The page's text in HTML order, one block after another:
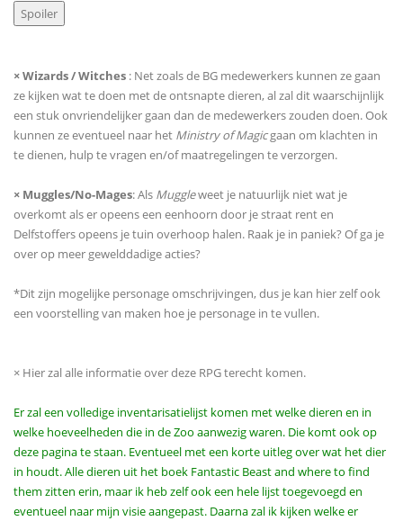
× Wizards / Witches : Net zoals de BG medewerkers kunnen ze gaan
ze kijken wat te doen met de ontsnapte dieren, al zal dit waarschijnlijk
een stuk onvriendelijker gaan dan de medewerkers zouden doen. Ook
kunnen ze eventueel naar het Ministry of Magicgaan om klachten in
te dienen, hulp te vragen en/of maatregelingen te verzorgen.
× Muggles/No-Mages: Als Muggleweet je natuurlijk niet wat je
overkomt als er opeens een eenhoorn door je straat rent en
Delfstoffers opeens je tuin overhoop halen. Raak je in paniek? Of ga je
over op meer gewelddadige acties?
*Dit zijn mogelijke personage omschrijvingen, dus je kan hier zelf ook
een voorstelling van maken hoe je personage in te vullen.
× Hier zal alle informatie over deze RPG terecht komen.
Er zal een volledige inventarisatielijst komen met welke dieren en in
welke hoeveelheden die in de Zoo aanwezig waren. Die komt ook op
deze pagina te staan. Eventueel met een korte uitleg over wat het dier
in houdt. Alle dieren uit het boek Fantastic Beast and where to find
them zitten erin, maar ik heb zelf ook een hele lijst toegevoegd en
eventueel naar mijn visie aangepast. Daarna zal ik kijken welke er